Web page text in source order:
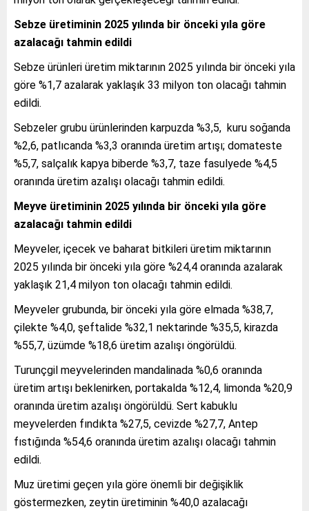
Sebze üretiminin 2025 yılında bir önceki yıla göre
azalacağı tahmin edildi
Sebze ürünleri üretim miktarının 2025 yılında bir önceki yıla
göre %1,7 azalarak yaklaşık 33 milyon ton olacağı tahmin
edildi.
Sebzeler grubu ürünlerinden karpuzda %3,5, kuru soğanda
%2,6, patlıcanda %3,3 oranında üretim artışı; domateste
%5,7, salçalık kapya biberde %3,7, taze fasulyede %4,5
oranında üretim azalışı olacağı tahmin edildi.
Meyve üretiminin 2025 yılında bir önceki yıla göre
azalacağı tahmin edildi
Meyveler, içecek ve baharat bitkileri üretim miktarının
2025 yılında bir önceki yıla göre %24,4 oranında azalarak
yaklaşık 21,4 milyon ton olacağı tahmin edildi.
Meyveler grubunda, bir önceki yıla göre elmada %38,7,
çilekte %4,0, şeftalide %32,1 nektarinde %35,5, kirazda
%55,7, üzümde %18,6 üretim azalışı öngörüldü.
Turunçgil meyvelerinden mandalinada %0,6 oranında
üretim artışı beklenirken, portakalda %12,4, limonda %20,9
oranında üretim azalışı öngörüldü. Sert kabuklu
meyvelerden fındıkta %27,5, cevizde %27,7, Antep
fıstığında %54,6 oranında üretim azalışı olacağı tahmin
edildi.
Muz üretimi geçen yıla göre önemli bir değişiklik
göstermezken, zeytin üretiminin %40,0 azalacağı